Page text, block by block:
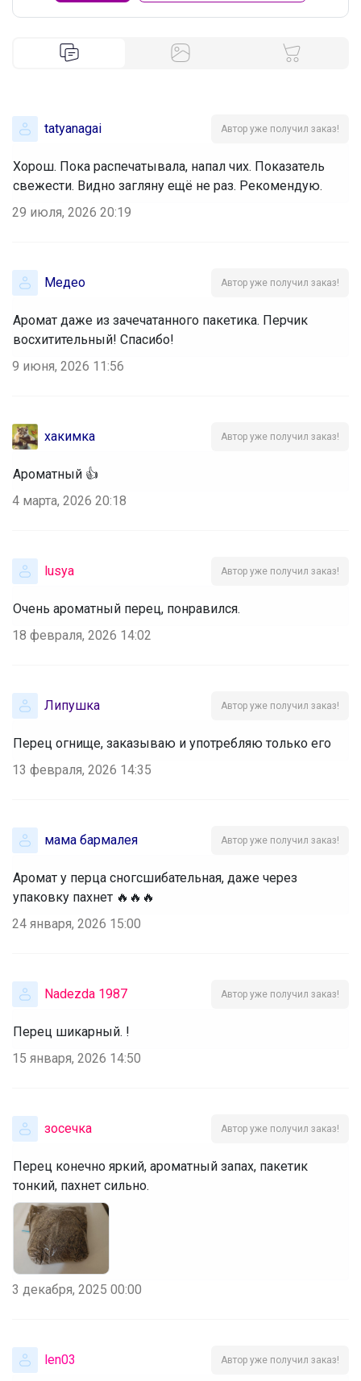
tatyanagai Автор уже получил заказ!
Хорош. Пока распечатывала, напал чих. Показатель
свежести. Видно загляну ещё не раз. Рекомендую.
29 июля, 2026 20:19
Медео Автор уже получил заказ!
Аромат даже из зачечатанного пакетика. Перчик
восхитительный! Спасибо!
9 июня, 2026 11:56
хакимка Автор уже получил заказ!
Ароматный 👍
4 марта, 2026 20:18
lusya Автор уже получил заказ!
Очень ароматный перец, понравился.
18 февраля, 2026 14:02
Липушка Автор уже получил заказ!
Перец огнище, заказываю и употребляю только его
13 февраля, 2026 14:35
мама бармалея Автор уже получил заказ!
Аромат у перца сногсшибательная, даже через
упаковку пахнет 🔥🔥🔥
24 января, 2026 15:00
Nadezda 1987 Автор уже получил заказ!
Перец шикарный. !
15 января, 2026 14:50
зосечка Автор уже получил заказ!
Перец конечно яркий, ароматный запах, пакетик
тонкий, пахнет сильно.
3 декабря, 2025 00:00
len03 Автор уже получил заказ!